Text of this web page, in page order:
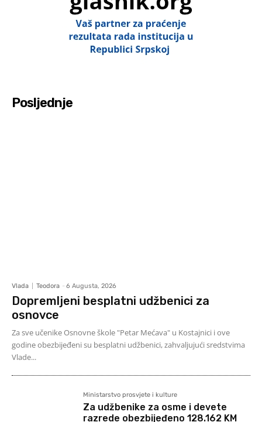
Posljednje
Vlada Teodora - 6 Augusta, 2026
Dopremljeni besplatni udžbenici za
osnovce
Za sve učenike Osnovne škole "Petar Mećava" u Kostajnici i ove
godine obezbijeđeni su besplatni udžbenici, zahvaljujući sredstvima
Vlade...
Ministarstvo prosvjete i kulture
Za udžbenike za osme i devete
razrede obezbijeđeno 128.162 KM